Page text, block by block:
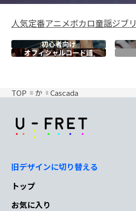
人気定番アニメボカロ童謡ジブリ
初心者向け
オフィシャルコード譜
TOP か Cascada
旧デザインに切り替える
トップ
お気に入り